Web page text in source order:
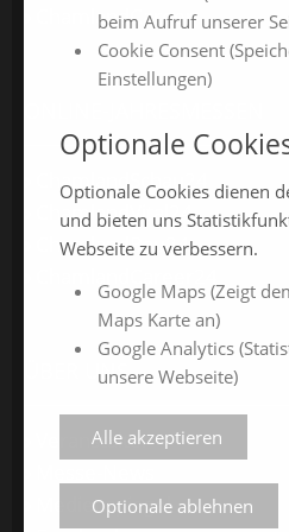
ChamlandCareer
ChamlandSchau24
ChamlandVital24
ChamlandBau24
ÜBER UNS
Veranstalter
Medienspiegel
beim Aufruf unserer
Cookie Consent
Einstellungen)
Optionale
Optionale Cookies dienen
und bieten uns
Webseite zu verbessern.
Google Maps (Zeigt
Maps Karte an)
Google Analytics
unsere Webseite)
Alle akzeptieren
Optionale ablehnen